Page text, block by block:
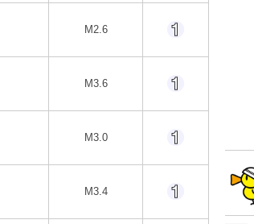
M2.6
M3.6
M3.0
M3.4